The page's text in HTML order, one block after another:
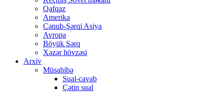
Qafqaz
Amerika
Cənub-Şərqi Asiya
Avropa
Böyük Şərq
Xəzər hövzəsi
Arxiv
Müsahibə
Sual-cavab
Çətin sual